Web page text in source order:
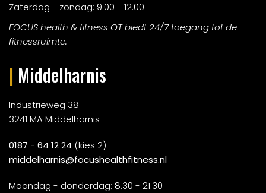
Zaterdag - zondag: 9.00 - 12.00
FOCUS health & fitness OT biedt 24/7 toegang tot de
fitnessruimte.
| Middelharnis
Industrieweg 38
3241 MA Middelharnis
0187 - 64 12 24 (kies 2)
middelharnis@focushealthfitness.nl
Maandag - donderdag: 8.30 - 21.30